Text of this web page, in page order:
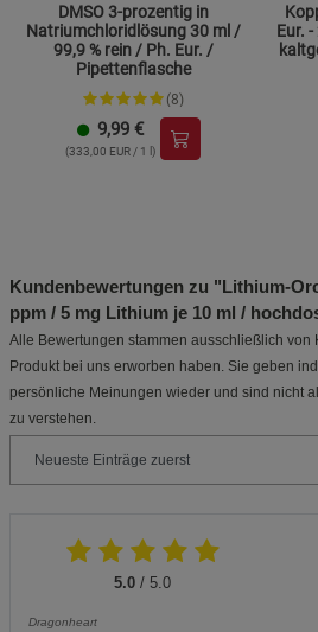
DMSO 3-prozentig in
Natriumchloridlösung 30 ml /
99,9 % rein / Ph. Eur. /
Pipettenflasche
(8)
9,99 €
(333,00 EUR / 1 l)
Eur.
Kundenbewertungen zu "Lithium-
ppm / 5 mg Lithium je 10 ml /
Alle Bewertungen stammen ausschließlich von
Produkt bei uns erworben haben. Sie geben
persönliche Meinungen wieder und sind nicht
zu verstehen.
5.0 / 5.0
Dragonheart